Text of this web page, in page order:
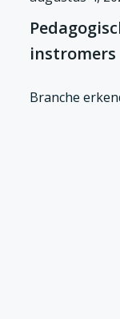
instromers
Branche